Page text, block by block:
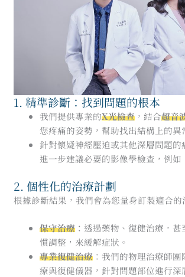
1. 精準診斷：找到問題的根本
我們提供專業的X光檢查，結合超音
您疼痛的姿勢，幫助找出結構上的異
針對懷疑神經壓迫或其他深層問題的
進一步建議必要的影像學檢查，例
2. 個性化的治療計劃
根據診斷結果，我們會為您量身訂製適合的
保守治療：透過藥物、復健治療，甚
慣調整，來緩解症狀。
專業復健治療：我們的物理治療師團
療與復健儀器，針對問題部位進行深